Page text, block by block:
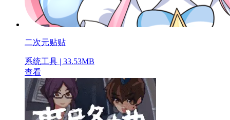
二次元贴贴
系统工具 | 33.53MB
查看